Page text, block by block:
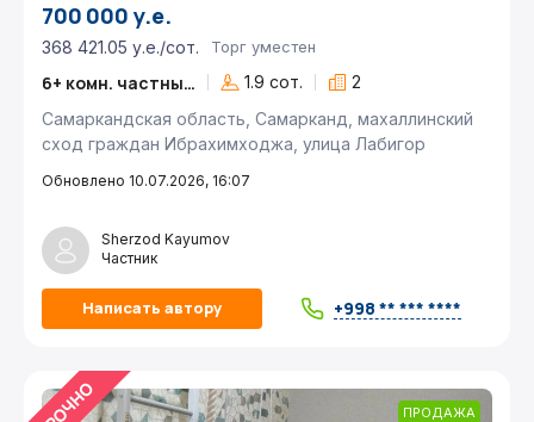
700 000 у.е.
368 421.05 у.е./сот. Торг уместен
6+ комн. частный дом 1.9 сот.
2
Самаркандская область, Самарканд, махаллинский
сход граждан Ибрахимходжа, улица Лабигор
Обновлено 10.07.2026, 16:07
Sherzod Kayumov
Частник
Написать автору +998 ** *** ****
ПРОДАЖА